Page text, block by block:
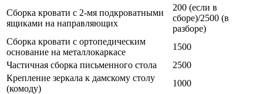
Сборка кровати с 2-мя подкроватными
ящиками на направляющих
200 (если в
сборе)/2500 (в
разборе)
Сборка кровати с ортопедическим
основание на металлокаркасе
1500
Частичная сборка письменного стола
2500
Крепление зеркала к дамскому столу
(комоду)
1000